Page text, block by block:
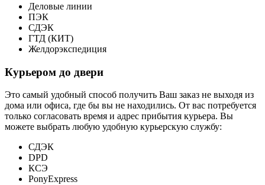
Деловые линии
ПЭК
СДЭК
ГТД (КИТ)
Желдорэкспедиция
Курьером до двери
Это самый удобный способ получить Ваш заказ не выходя из
дома или офиса, где бы вы не находились. От вас потребуется
только согласовать время и адрес прибытия курьера. Вы
можете выбрать любую удобную курьерскую службу:
СДЭК
DPD
КСЭ
PonyExpress